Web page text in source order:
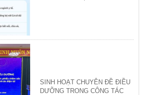
SINH HOẠT CHUYÊN ĐỀ ĐIỀU
DƯỠNG TRONG CÔNG TÁC